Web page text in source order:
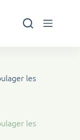
les
les